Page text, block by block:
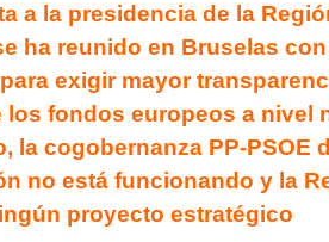
a la presidencia de la
ha reunido en Bruselas
exigir mayor
los fondos europeos a nivel
la cogobernanza PP-PSOE
no está funcionando y la
proyecto estratégico